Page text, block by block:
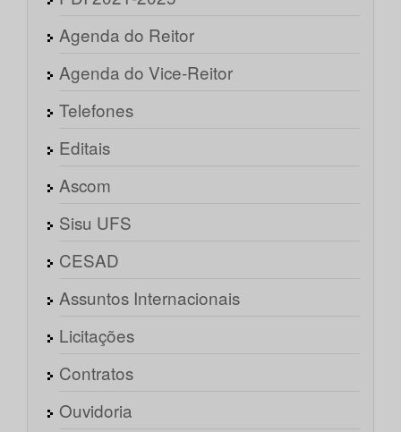
Agenda do Reitor
Agenda do Vice-Reitor
Telefones
Editais
Ascom
Sisu UFS
CESAD
Assuntos Internacionais
Licitações
Contratos
Ouvidoria